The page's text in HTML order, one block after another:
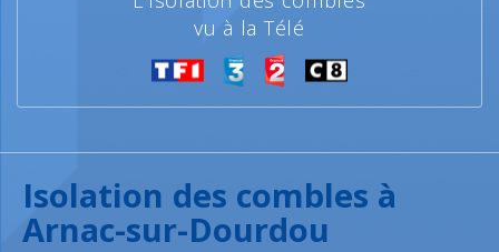
vu à la Télé
Isolation des combles à
Arnac-sur-Dourdou